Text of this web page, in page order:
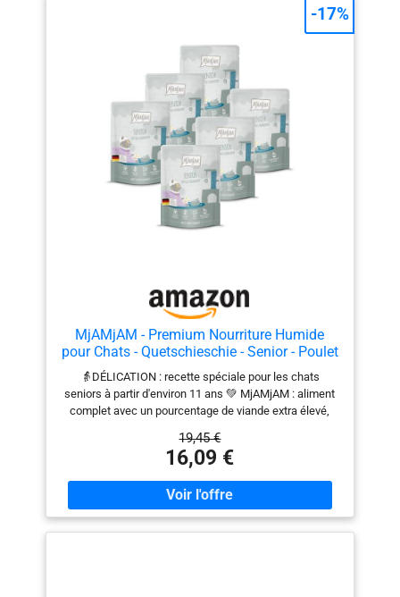
rendre les séances de jeu plus variées. 【Pliable, léger
et facile à ranger】 Grâce à sa structure ressort pliable,
transporte sans effort. Léger et pratique, il peut être
utilisé dans différentes pièces de la maison pour offrir
à votre chat un espace de jeu amusant. 【Format
spacieux pour chats actifs】 Avec une longueur
dépliée d’environ 51 cm et un diamètre d’environ 25 cm,
ce tunnel offre assez d’espace pour courir, entrer, sortir
et se retourner librement. La maille résistante et les
ressorts solides accompagnent les jeux quotidiens des
chats énergiques. 【Jeu autonome pour chatons et
chats adultes】 Ce tunnel de jeu aide à occuper les
chats lorsqu’ils jouent seuls et encourage l’exercice
MjAMjAM - Premium Nourriture Humide
pour Chats - Quetschieschie - Senior - Poulet
juteux, Paquet de 6 (6x300g), sans céréales
👵DÉLICATION : recette spéciale pour les chats
seniors à partir d'environ 11 ans 💚 MjAMjAM : aliment
complet avec un pourcentage de viande extra élevé,
céréales 🍃 COMPOSITION : conforme à l'espèce,
proche de la nature et de la ruche 👩‍🌾 REGIONAL :
composé d'ingrédients provenant de fermes régionales
🔎 CONTRÔLÉ : les ingrédients sont soumis à un
contrôle de qualité strict
19,45 €
16,09 €
-17%